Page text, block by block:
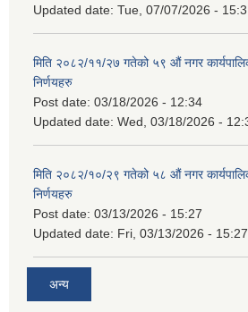
Updated date: Tue, 07/07/2026 -
मिति २०८२/११/२७ गतेको ५९ औं नगर
निर्णयहरु
Post date: 03/18/2026 - 12:34
Updated date: Wed, 03/18/2026 -
मिति २०८२/१०/२९ गतेको ५८ औं नगर
निर्णयहरु
Post date: 03/13/2026 - 15:27
Updated date: Fri, 03/13/2026 - 15:27
अन्य